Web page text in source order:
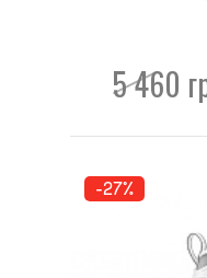
5 460
-27%